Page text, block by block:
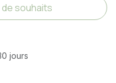
souhaits
jours